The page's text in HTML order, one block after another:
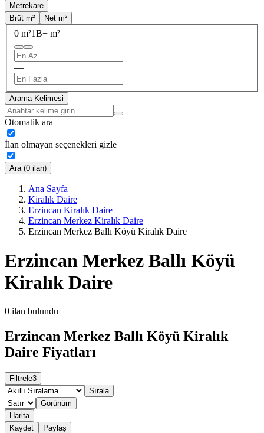
Metrekare
Brüt m²
Net m²
0 m²1B+ m²
—
Arama Kelimesi
Otomatik ara
İlan olmayan seçenekleri gizle
Ara (0 ilan)
Ana Sayfa
Kiralık Daire
Erzincan Kiralık Daire
Erzincan Merkez Kiralık Daire
Erzincan Merkez Ballı Köyü Kiralık Daire
Erzincan Merkez Ballı Köyü
Kiralık Daire
0 ilan bulundu
Erzincan Merkez Ballı Köyü Kiralık
Daire Fiyatları
Filtrele3
Sırala
Görünüm
Harita
Kaydet
Paylaş